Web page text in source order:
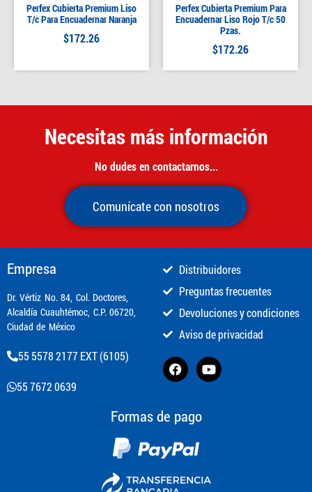
Perfex Cubierta Premium Liso
T/c Para Encuadernar Naranja
$172.26
Perfex Cubierta Premium Para
Encuadernar Liso Rojo T/c 50
Pzas.
$172.26
Necesitas más información
No dudes en contactarnos...
Comunícate con nosotros
Empresa
​Dr. Vértiz No. 84, Col. Doctores,
Alcaldía Cuauhtémoc, C.P. 06720,
Ciudad de México
55 5578 2177 EXT (6105)
55 7672 0639
Distribuidores
Preguntas frecuentes
Devoluciones y condiciones
Aviso de privacidad
Formas de pago